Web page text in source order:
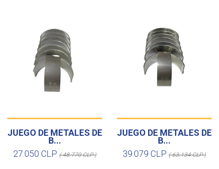
JUEGO DE METALES DE
B...
27.050 CLP ( 48.770 CLP )
JUEGO DE METALES DE
B...
39.079 CLP ( 63.134 CLP )